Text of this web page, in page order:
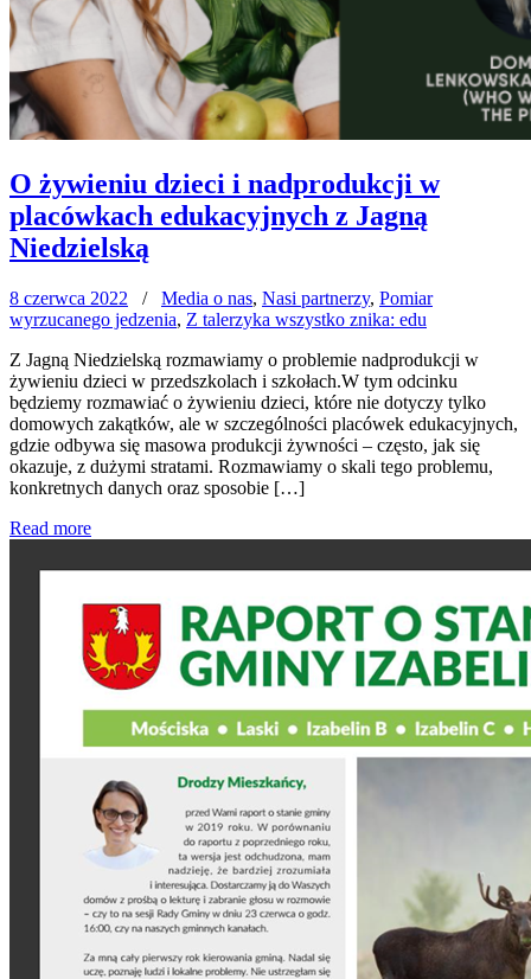
O żywieniu dzieci i nadprodukcji w
placówkach edukacyjnych z Jagną
Niedzielską
8 czerwca 2022 / Media o nas, Nasi partnerzy, Pomiar
wyrzucanego jedzenia, Z talerzyka wszystko znika: edu
Z Jagną Niedzielską rozmawiamy o problemie nadprodukcji w
żywieniu dzieci w przedszkolach i szkołach.W tym odcinku
będziemy rozmawiać o żywieniu dzieci, które nie dotyczy tylko
domowych zakątków, ale w szczególności placówek edukacyjnych,
gdzie odbywa się masowa produkcji żywności – często, jak się
okazuje, z dużymi stratami. Rozmawiamy o skali tego problemu,
konkretnych danych oraz sposobie […]
Read more